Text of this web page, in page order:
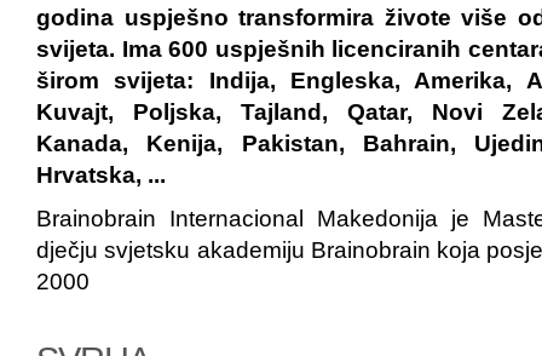
godina uspješno transformira živote više
svijeta. Ima 600 uspješnih licenciranih
širom svijeta: Indija, Engleska, Amerika,
Kuvajt, Poljska, Tajland, Qatar, Novi
Kanada, Kenija, Pakistan, Bahrain,
Hrvatska, ...
Brainobrain Internacional Makedonija je
dječju svjetsku akademiju Brainobrain koja
2000